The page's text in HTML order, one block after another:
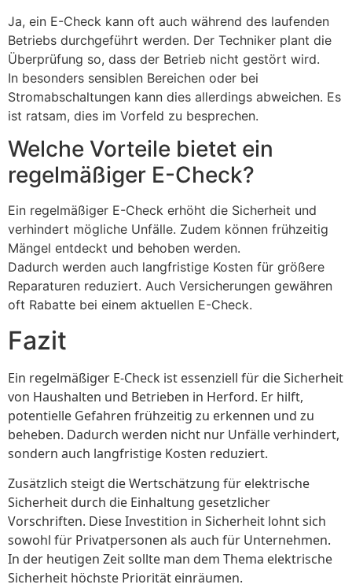
Ja, ein E-Check kann oft auch während des laufenden
Betriebs durchgeführt werden. Der Techniker plant die
Überprüfung so, dass der Betrieb nicht gestört wird.
In besonders sensiblen Bereichen oder bei
Stromabschaltungen kann dies allerdings abweichen. Es
ist ratsam, dies im Vorfeld zu besprechen.
Welche Vorteile bietet ein
regelmäßiger E-Check?
Ein regelmäßiger E-Check erhöht die Sicherheit und
verhindert mögliche Unfälle. Zudem können frühzeitig
Mängel entdeckt und behoben werden.
Dadurch werden auch langfristige Kosten für größere
Reparaturen reduziert. Auch Versicherungen gewähren
oft Rabatte bei einem aktuellen E-Check.
Fazit
Ein regelmäßiger E-Check ist essenziell für die Sicherheit
von Haushalten und Betrieben in Herford. Er hilft,
potentielle Gefahren frühzeitig zu erkennen und zu
beheben. Dadurch werden nicht nur Unfälle verhindert,
sondern auch langfristige Kosten reduziert.
Zusätzlich steigt die Wertschätzung für elektrische
Sicherheit durch die Einhaltung gesetzlicher
Vorschriften. Diese Investition in Sicherheit lohnt sich
sowohl für Privatpersonen als auch für Unternehmen.
In der heutigen Zeit sollte man dem Thema elektrische
Sicherheit höchste Priorität einräumen.